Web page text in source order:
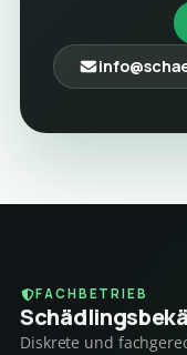
FACHBETRIEB
Diskrete und